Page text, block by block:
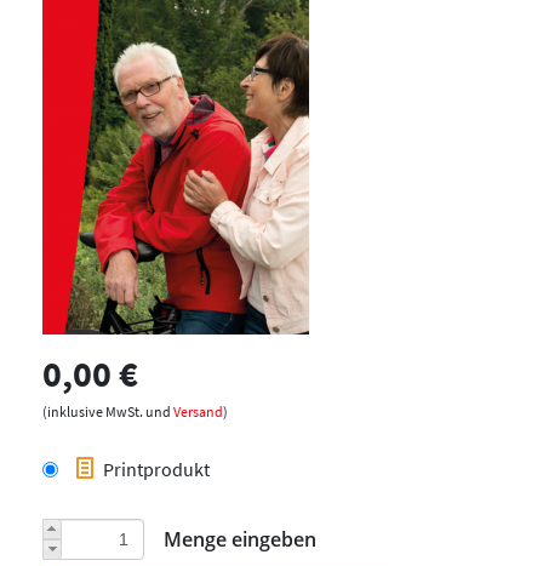
0,00 €
(inklusive MwSt. und Versand)
Printprodukt
Menge eingeben